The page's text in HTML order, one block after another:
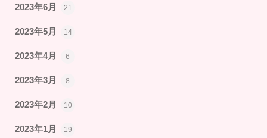
2023年6月 21
2023年5月 14
2023年4月 6
2023年3月 8
2023年2月 10
2023年1月 19